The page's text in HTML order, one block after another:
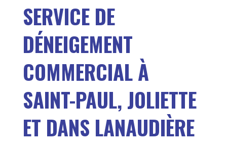
SERVICE DE
DÉNEIGEMENT
COMMERCIAL À
SAINT-PAUL, JOLIETTE
ET DANS LANAUDIÈRE